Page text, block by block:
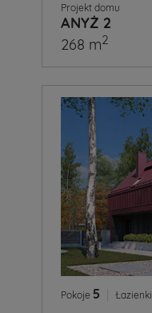
Projekt domu
ANYŻ 2
268 m2
Pokoje 5 Łazienki